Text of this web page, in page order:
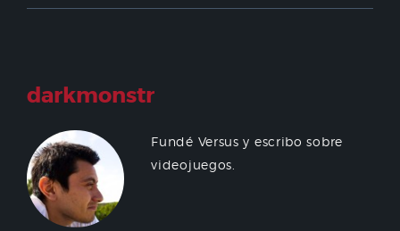
darkmonstr
Fundé Versus y escribo sobre
videojuegos.